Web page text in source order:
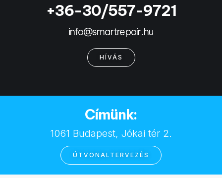
+36-30/557-9721
info@smartrepair.hu
HÍVÁS
Címünk:
1061 Budapest, Jókai tér 2.
ÚTVONALTERVEZÉS